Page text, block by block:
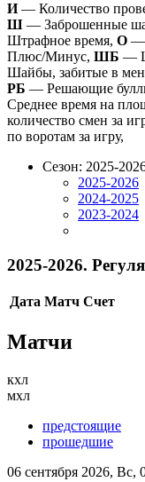
И— Количество
Ш — Заброшенные
Штрафное время, О —
Плюс/Минус, ШБ —
Шайбы, забитые в
РБ — Решающие
Среднее время на
количество смен за
по воротам за игру,
Сезон: 2025-
2025-2026
2024-2025
2023-2024
2025-2026.
Дата Матч Счет
Матчи
кхл
мхл
предстоящие
прошедшие
06 сентября 2026, Вс,